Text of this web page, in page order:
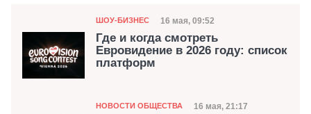
Категория
ШОУ-БИЗНЕС Дата публикации
16 мая, 09:52
Где и когда смотреть
Евровидение в 2026 году: список
платформ
Категория
НОВОСТИ ОБЩЕСТВА Дата публикации
16 мая, 21:17